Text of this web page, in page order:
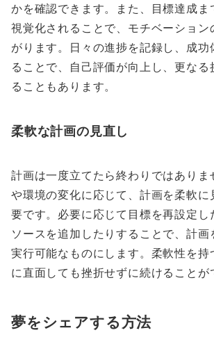
かを確認できます。また、目標達成ま
視覚化されることで、モチベーション
がります。日々の進捗を記録し、成功
ることで、自己評価が向上し、更なる
ることもあります。
柔軟な計画の見直し
計画は一度立てたら終わりではありま
や環境の変化に応じて、計画を柔軟に
要です。必要に応じて目標を再設定し
ソースを追加したりすることで、計画
実行可能なものにします。柔軟性を持
に直面しても挫折せずに続けることが
夢をシェアする方法